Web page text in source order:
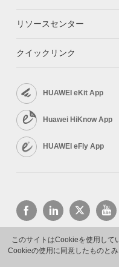
このサイトはCookieを使用して
Cookieの使用に同意したものとみ
リソースセンター
クイックリンク
HUAWEI eKit App
Huawei HiKnow App
HUAWEI eFly App
Copyright © 2026 Huawei
プライバシ